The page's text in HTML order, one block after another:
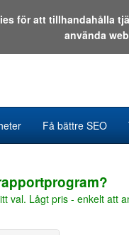
Få bättre SEO
val. Lågt pris - enkelt att
för att tillhandahålla
använda